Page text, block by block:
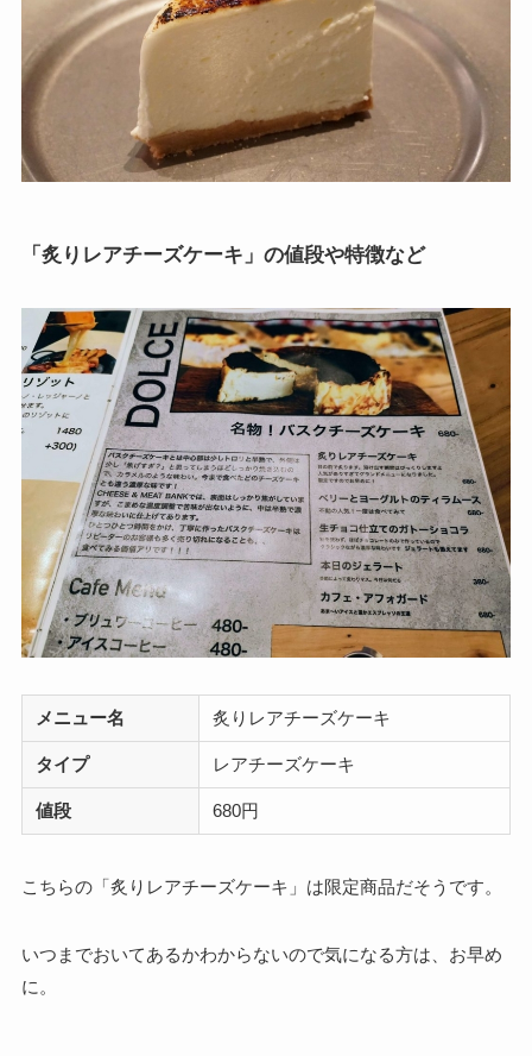
「炙りレアチーズケーキ」の値段や特徴など
メニュー名 炙りレアチーズケーキ
タイプ レアチーズケーキ
値段 680円
こちらの「炙りレアチーズケーキ」は限定商品だそうです。
いつまでおいてあるかわからないので気になる方は、お早め
に。